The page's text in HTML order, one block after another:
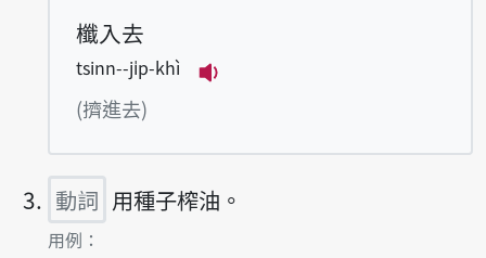
櫼入去
tsinn--ji̍p-khì
(擠進去)
動詞 用種子榨油。
第3項釋義的
用例：